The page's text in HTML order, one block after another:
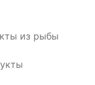
из рыбы